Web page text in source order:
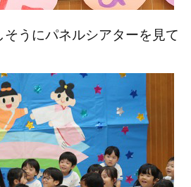
うにパネルシアターを見て